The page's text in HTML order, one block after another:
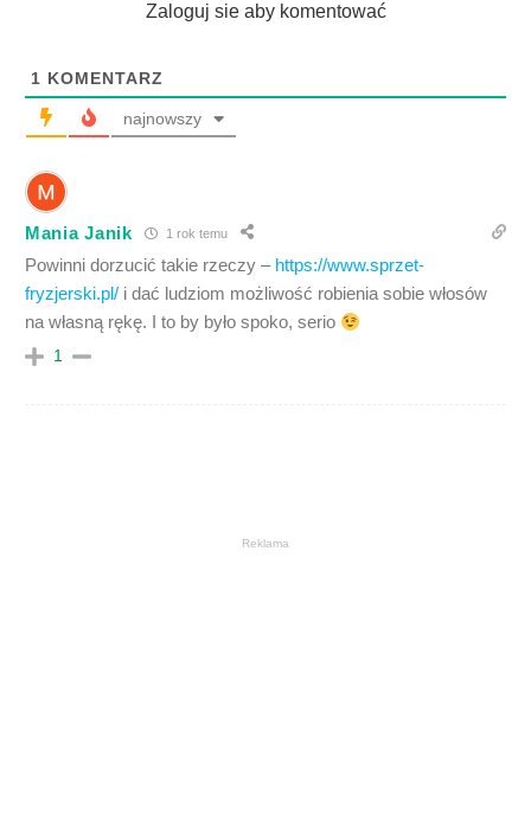
Zaloguj sie aby komentować
1 KOMENTARZ
najnowszy
Mania Janik 1 rok temu
Powinni dorzucić takie rzeczy – https://www.sprzet-
fryzjerski.pl/ i dać ludziom możliwość robienia sobie włosów
na własną rękę. I to by było spoko, serio
1
Reklama